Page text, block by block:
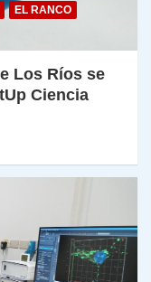
EL RANCO
Los Ríos se
Ciencia